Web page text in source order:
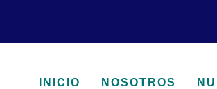
INICIO NOSOTROS